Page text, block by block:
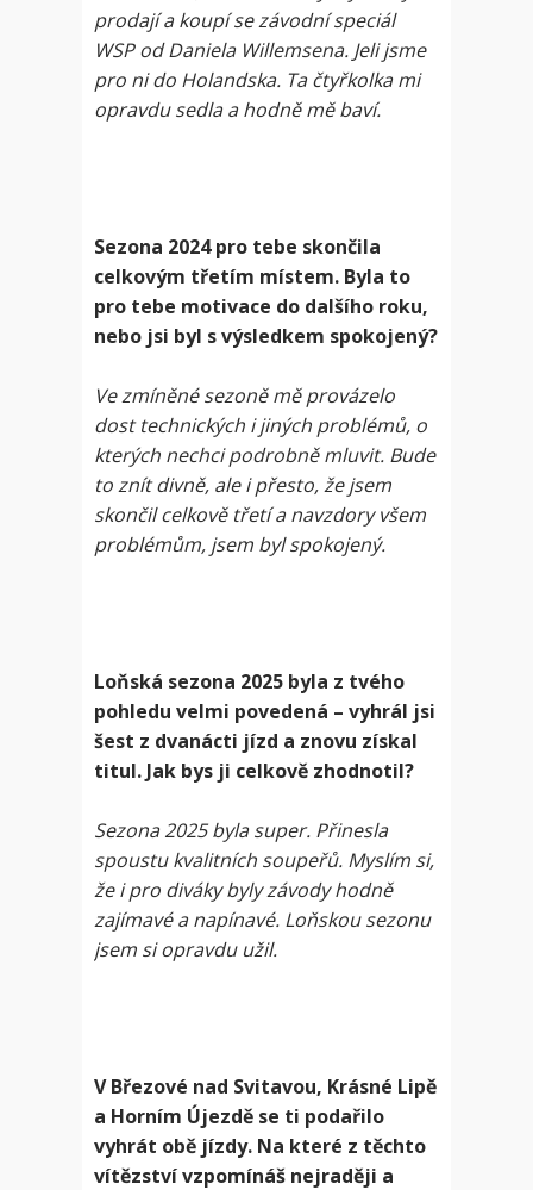
prodají a koupí se závodní speciál
WSP od Daniela Willemsena. Jeli jsme
pro ni do Holandska. Ta čtyřkolka mi
opravdu sedla a hodně mě baví.
Sezona 2024 pro tebe skončila
celkovým třetím místem. Byla to
pro tebe motivace do dalšího roku,
nebo jsi byl s výsledkem spokojený?
Ve zmíněné sezoně mě provázelo
dost technických i jiných problémů, o
kterých nechci podrobně mluvit. Bude
to znít divně, ale i přesto, že jsem
skončil celkově třetí a navzdory všem
problémům, jsem byl spokojený.
Loňská sezona 2025 byla z tvého
pohledu velmi povedená – vyhrál jsi
šest z dvanácti jízd a znovu získal
titul. Jak bys ji celkově zhodnotil?
Sezona 2025 byla super. Přinesla
spoustu kvalitních soupeřů. Myslím si,
že i pro diváky byly závody hodně
zajímavé a napínavé. Loňskou sezonu
jsem si opravdu užil.
V Březové nad Svitavou, Krásné Lipě
a Horním Újezdě se ti podařilo
vyhrát obě jízdy. Na které z těchto
vítězství vzpomínáš nejraději a